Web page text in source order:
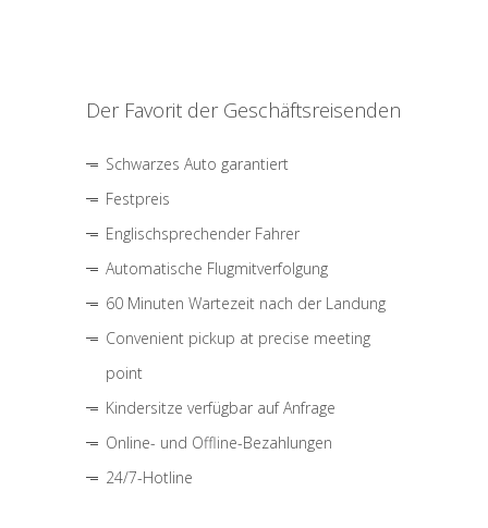
Der Favorit der Geschäftsreisenden
Schwarzes Auto garantiert
Festpreis
Englischsprechender Fahrer
Automatische Flugmitverfolgung
60 Minuten Wartezeit nach der Landung
Convenient pickup at precise meeting
point
Kindersitze verfügbar auf Anfrage
Online- und Offline-Bezahlungen
24/7-Hotline